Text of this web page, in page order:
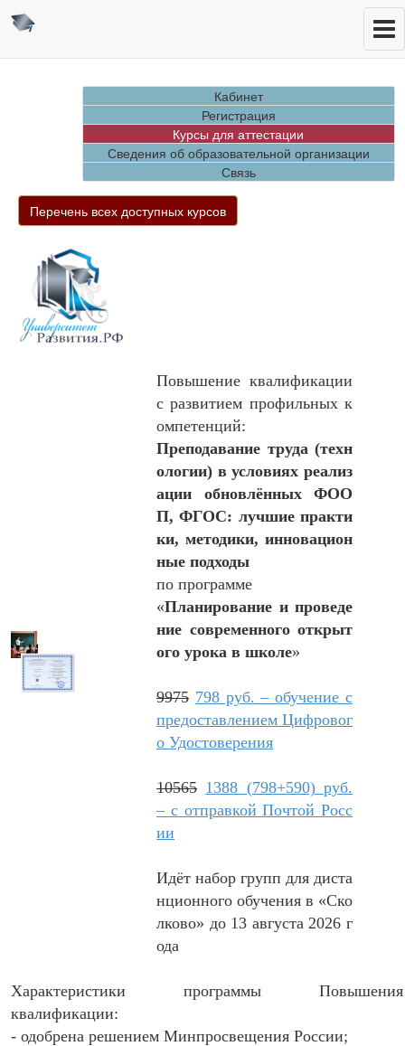
Кабинет
Регистрация
Курсы для аттестации
Сведения об образовательной организации
Связь
Перечень всех доступных курсов
Повышение квалификации
с развитием профильных к
омпетенций:
Преподавание труда (техн
ологии) в условиях реализ
ации обновлённых ФОО
П, ФГОС: лучшие практи
ки, методики, инновацион
ные подходы
по программе
«Планирование и проведе
ние современного открыт
ого урока в школе»
9975 798 руб. – обучение с
предоставлением Цифровог
о Удостоверения
10565 1388 (798+590) руб.
– с отправкой Почтой Росс
ии
Идёт набор групп для диста
нционного обучения в «Ско
лково» до 13 августа 2026 г
ода
Характеристики программы Повышения
квалификации:
- одобрена решением Минпросвещения России;